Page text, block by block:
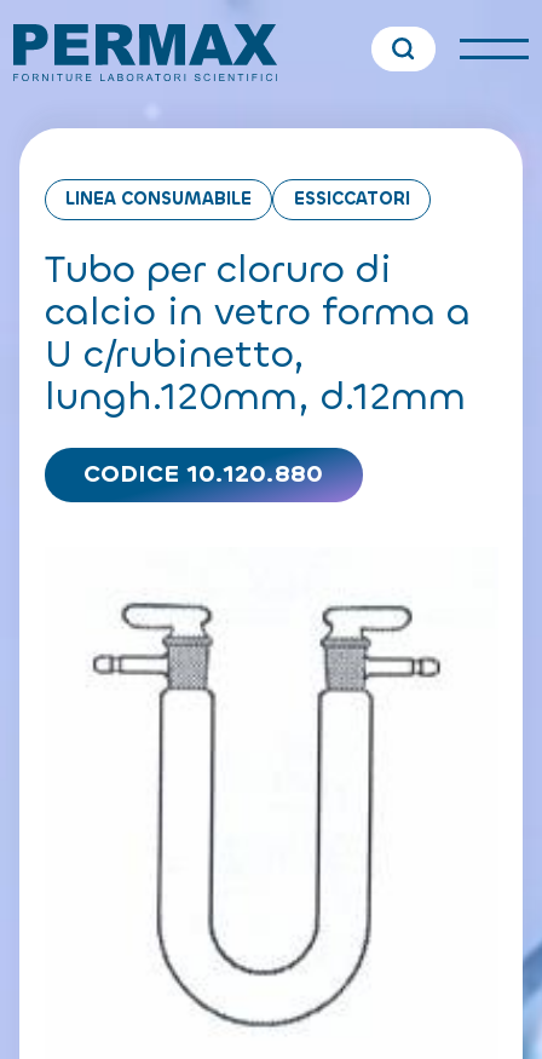
LINEA CONSUMABILE ESSICCATORI
Tubo per cloruro di
calcio in vetro forma a
U c/rubinetto,
lungh.120mm, d.12mm
CODICE 10.120.880